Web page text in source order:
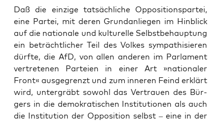
Daß die ein­zi­ge tat­säch­li­che Oppo­si­ti­ons­par­tei,
eine Par­tei, mit deren Grund­an­lie­gen im Hin­blick
auf die natio­na­le und kul­tu­rel­le Selbst­be­haup­tung
ein beträcht­li­cher Teil des Vol­kes sym­pa­thi­sie­ren
dürf­te, die AfD, von allen ande­ren im Par­la­ment
ver­tre­te­nen Par­tei­en in einer Art »natio­na­ler
Front« aus­ge­grenzt und zum inne­ren Feind erklärt
wird, unter­gräbt sowohl das Ver­trau­en des Bür­
gers in die demo­kra­ti­schen Insti­tu­tio­nen als auch
die Insti­tu­ti­on der Oppo­si­ti­on selbst – eine in der